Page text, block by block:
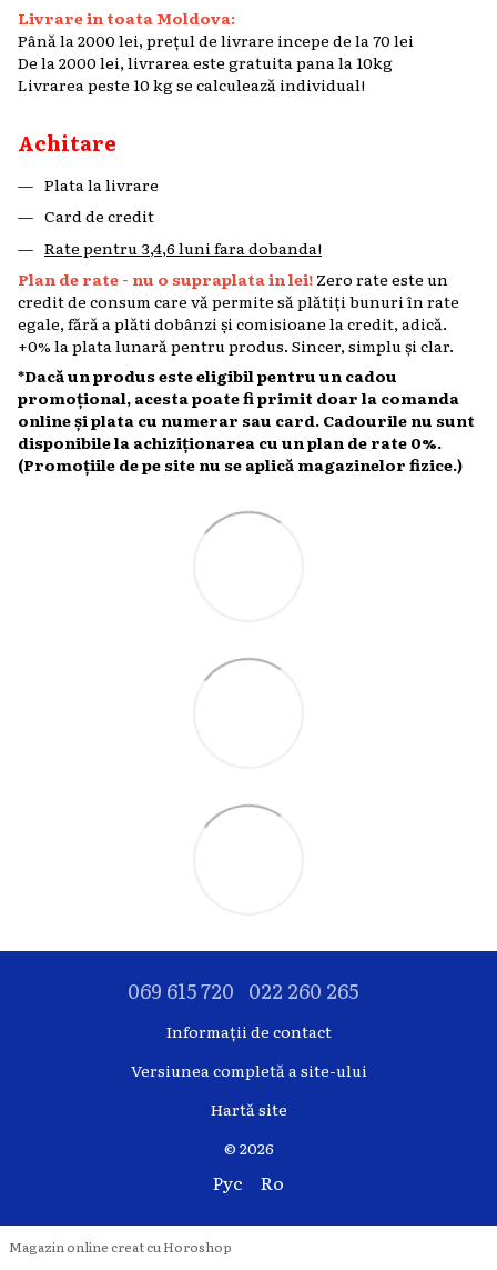
Livrare in toata Moldova:
Până la 2000 lei, prețul de livrare incepe de la 70 lei
De la 2000 lei, livrarea este gratuita pana la 10kg
Livrarea peste 10 kg se calculează individual!
Achitare
Plata la livrare
Card de credit
Rate pentru 3,4,6 luni fara dobanda!
Plan de rate - nu o supraplata in lei! Zero rate este un
credit de consum care vă permite să plătiți bunuri în rate
egale, fără a plăti dobânzi și comisioane la credit, adică.
+0% la plata lunară pentru produs. Sincer, simplu și clar.
*Dacă un produs este eligibil pentru un cadou
promoțional, acesta poate fi primit doar la comanda
online și plata cu numerar sau card. Cadourile nu sunt
disponibile la achiziționarea cu un plan de rate 0%.
(Promoțiile de pe site nu se aplică magazinelor fizice.)
069 615 720 022 260 265
Informații de contact
Versiunea completă a site-ului
Hartă site
© 2026
Рус Ro
Magazin online creat cu Horoshop